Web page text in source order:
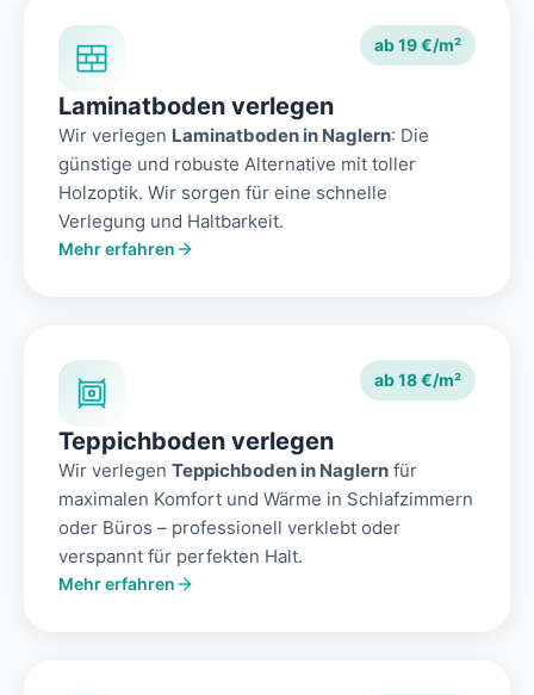
ab 19 €/m²
Laminatboden verlegen
Wir verlegen Laminatboden in Naglern: Die
günstige und robuste Alternative mit toller
Holzoptik. Wir sorgen für eine schnelle
Verlegung und Haltbarkeit.
Mehr erfahren
ab 18 €/m²
Teppichboden verlegen
Wir verlegen Teppichboden in Naglern für
maximalen Komfort und Wärme in Schlafzimmern
oder Büros – professionell verklebt oder
verspannt für perfekten Halt.
Mehr erfahren